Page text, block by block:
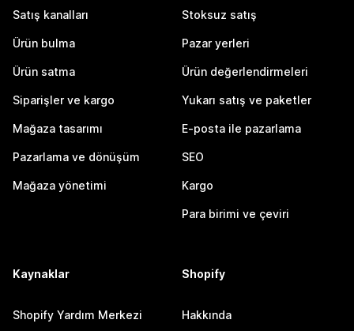
Satış kanalları
Ürün bulma
Ürün satma
Siparişler ve kargo
Mağaza tasarımı
Pazarlama ve dönüşüm
Mağaza yönetimi
Stoksuz satış
Pazar yerleri
Ürün değerlendirmeleri
Yukarı satış ve paketler
E-posta ile pazarlama
SEO
Kargo
Para birimi ve çeviri
Kaynaklar
Shopify Yardım Merkezi
Shopify
Hakkında